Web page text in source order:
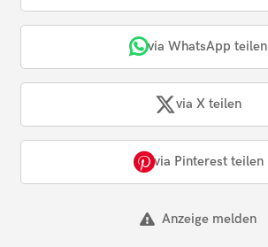
via WhatsApp teilen
via X teilen
via Pinterest teilen
Anzeige melden